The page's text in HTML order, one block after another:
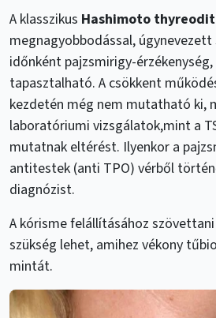
A klasszikus Hashimoto
megnagyobbodással,
időnként pajzsmirigy-
tapasztalható. A csökkent
kezdetén még nem mutatható ki,
laboratóriumi vizsgálatok,mint a
mutatnak eltérést. Ilyenkor a
antitestek (anti TPO) vérből
diagnózist.
A kórisme felállításához
szükség lehet, amihez vékony
mintát.